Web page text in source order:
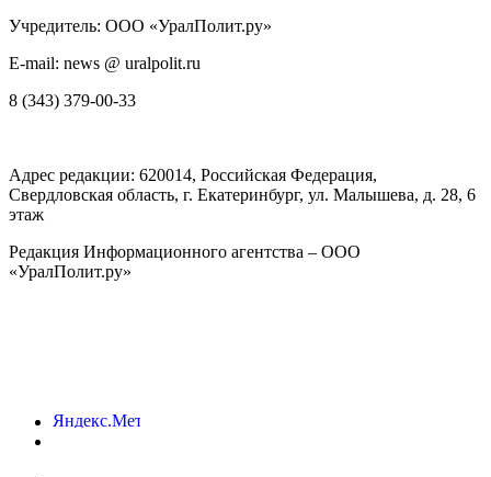
Учредитель: ООО «УралПолит.ру»
E-mail: news @ uralpolit.ru
8 (343) 379-00-33
Адрес редакции: 620014, Российская Федерация,
Свердловская область, г. Екатеринбург, ул. Малышева, д. 28, 6
этаж
Редакция Информационного агентства – ООО
«УралПолит.ру»